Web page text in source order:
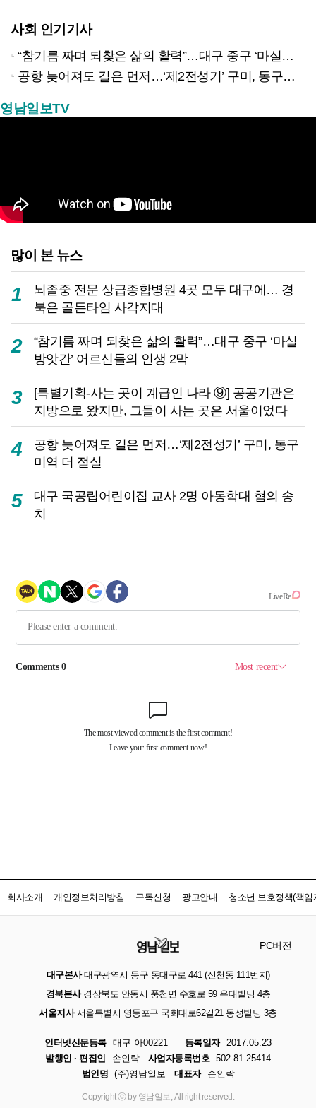
사회 인기기사
“참기름 짜며 되찾은 삶의 활력”…대구 중구 ‘마실방앗간’ 어르신들의 인생 2막
공항 늦어져도 길은 먼저…‘제2전성기’ 구미, 동구미역 더 절실
영남일보TV
많이 본 뉴스
1
뇌졸중 전문 상급종합병원 4곳 모두 대구에… 경
북은 골든타임 사각지대
2
“참기름 짜며 되찾은 삶의 활력”…대구 중구 ‘마실
방앗간’ 어르신들의 인생 2막
3
[특별기획-사는 곳이 계급인 나라 ⑨] 공공기관은
지방으로 왔지만, 그들이 사는 곳은 서울이었다
4
공항 늦어져도 길은 먼저…‘제2전성기’ 구미, 동구
미역 더 절실
5
대구 국공립어린이집 교사 2명 아동학대 혐의 송
치
회사소개 개인정보처리방침 구독신청 광고안내 청소년 보호정책(책임
PC버전
대구본사대구광역시 동구 동대구로 441 (신천동 111번지)
경북본사경상북도 안동시 풍천면 수호로 59 우대빌딩 4층
서울지사서울특별시 영등포구 국회대로62길21 동성빌딩 3층
인터넷신문등록 대구 아00221 등록일자
2017.05.23
발행인 · 편집인
손인락 사업자등록번호 502-81-25414
법인명 (주)영남일보 대표자 손인락
Copyright ⓒ by 영남일보, All right reserved.